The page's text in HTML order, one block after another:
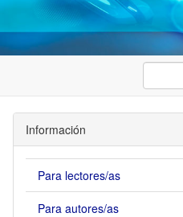
Información
Para lectores/as
Para autores/as